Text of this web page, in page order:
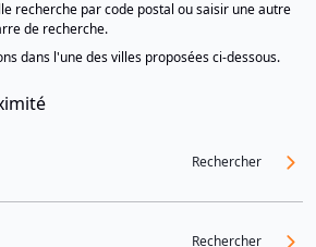
recherche par code postal ou saisir une autre
de recherche.
dans l'une des villes proposées ci-dessous.
Rechercher
Rechercher